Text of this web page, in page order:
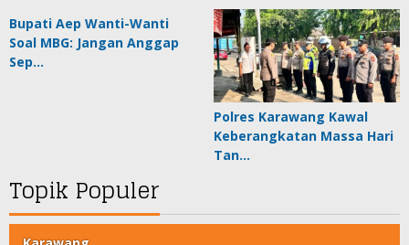
Bupati Aep Wanti-Wanti
Soal MBG: Jangan Anggap
Sep…
Polres Karawang Kawal
Keberangkatan Massa Hari
Tan…
Topik Populer